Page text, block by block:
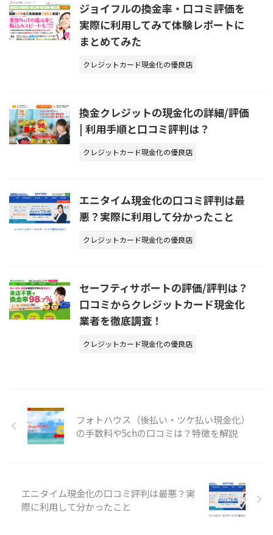
ジョイフルの換金率・口コミ評価を
実際に利用してみて体験レポートに
まとめてみた
クレジットカード現金化の優良店
換金クレジットの現金化の詳細/評価
| 利用手順と口コミ評判は？
クレジットカード現金化の優良店
エニタイム現金化の口コミ評判は最
悪？実際に利用して分かったこと
クレジットカード現金化の優良店
セーフティサポートの評価/評判は？
口コミからクレジットカード現金化
業者を徹底調査！
クレジットカード現金化の優良店
フォトハウス（後払い・ツケ払い現金化）
の手数料や5chの口コミは？特徴を解説
エニタイム現金化の口コミ評判は最悪？実
際に利用して分かったこと